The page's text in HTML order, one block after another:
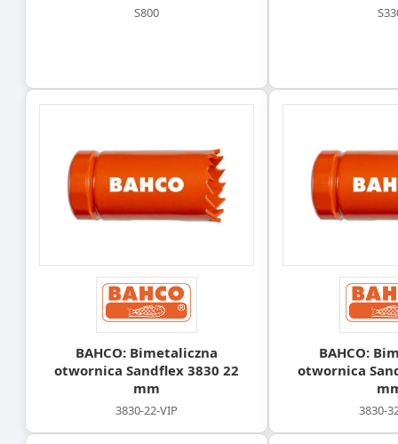
S800
BAHCO: Bimetaliczna
otwornica Sandflex 3830 22
mm
3830-22-VIP
BAHCO:
otwornica
3830-